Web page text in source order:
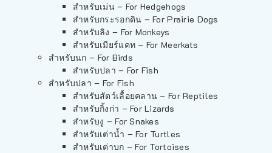
สำหรับเม่น – For Hedgehogs
สำหรับกระรอกดิน – For Prairie Dogs
สำหรับลิง – For Monkeys
สำหรับเมียร์แคท – For Meerkats
สำหรับนก – For Birds
สำหรับปลา – For Fish
สำหรับปลา – For Fish
สำหรับสัตว์เลื้อยคลาน – For Reptiles
สำหรับกิ้งก่า – For Lizards
สำหรับงู – For Snakes
สำหรับเต่าน้ำ – For Turtles
สำหรับเต่าบก – For Tortoises